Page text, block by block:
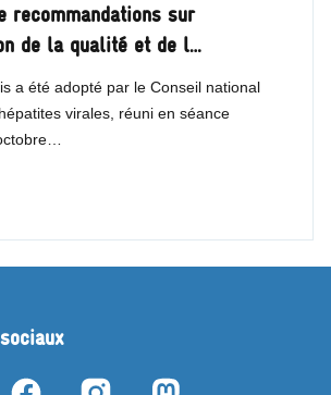
recommandations sur
de la qualité et de l…
a été adopté par le Conseil national
virales, réuni en séance